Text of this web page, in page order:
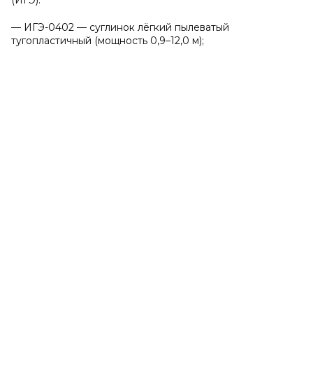
— ИГЭ-0402 — суглинок лёгкий пылеватый
тугопластичный (мощность 0,9–12,0 м);